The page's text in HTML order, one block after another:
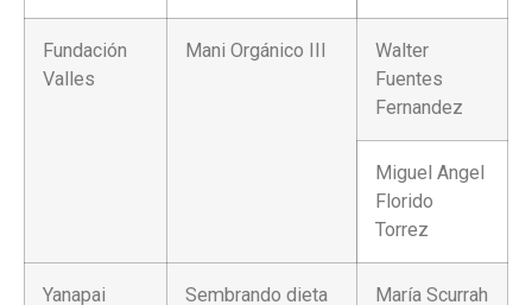
Fundación
Valles
Mani Orgánico III
Walter
Fuentes
Fernandez
Miguel Angel
Florido
Torrez
Yanapai
Sembrando dieta
María Scurrah